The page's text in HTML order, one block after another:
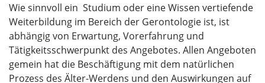
Wie sinnvoll ein Studium oder eine Wissen vertiefende
Weiterbildung im Bereich der Gerontologie ist, ist
abhängig von Erwartung, Vorerfahrung und
Tätigkeitsschwerpunkt des Angebotes. Allen Angeboten
gemein hat die Beschäftigung mit dem natürlichen
Prozess des Älter-Werdens und den Auswirkungen auf